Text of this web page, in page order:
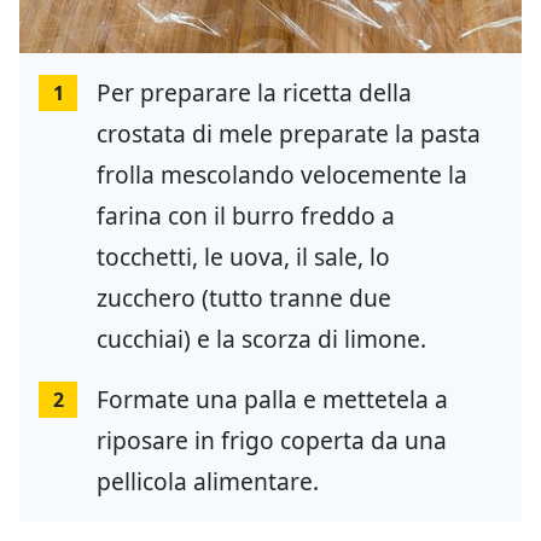
1
Per preparare la ricetta della
crostata di mele preparate la pasta
frolla mescolando velocemente la
farina con il burro freddo a
tocchetti, le uova, il sale, lo
zucchero (tutto tranne due
cucchiai) e la scorza di limone.
2
Formate una palla e mettetela a
riposare in frigo coperta da una
pellicola alimentare.